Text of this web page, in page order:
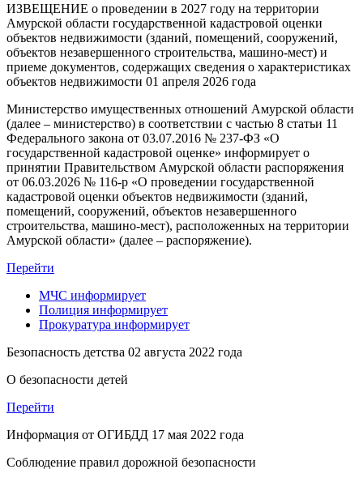
ИЗВЕЩЕНИЕ о проведении в 2027 году на территории
Амурской области государственной кадастровой оценки
объектов недвижимости (зданий, помещений, сооружений,
объектов незавершенного строительства, машино-мест) и
приеме документов, содержащих сведения о характеристиках
объектов недвижимости 01 апреля 2026 года
Министерство имущественных отношений Амурской области
(далее – министерство) в соответствии с частью 8 статьи 11
Федерального закона от 03.07.2016 № 237-ФЗ «О
государственной кадастровой оценке» информирует о
принятии Правительством Амурской области распоряжения
от 06.03.2026 № 116-р «О проведении государственной
кадастровой оценки объектов недвижимости (зданий,
помещений, сооружений, объектов незавершенного
строительства, машино-мест), расположенных на территории
Амурской области» (далее – распоряжение).
Перейти
МЧС информирует
Полиция информирует
Прокуратура информирует
Безопасность детства 02 августа 2022 года
О безопасности детей
Перейти
Информация от ОГИБДД 17 мая 2022 года
Соблюдение правил дорожной безопасности